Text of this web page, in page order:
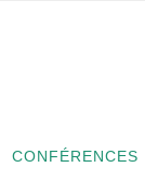
CONFÉRENCES